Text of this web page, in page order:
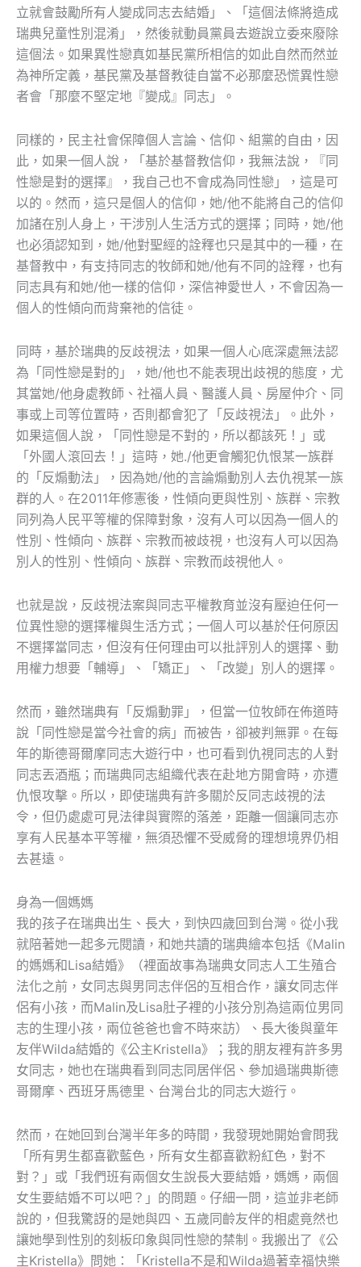
立就會鼓勵所有人變成同志去結婚」、「這個法條將造成
瑞典兒童性別混淆」，然後就動員黨員去遊說立委來廢除
這個法。如果異性戀真如基民黨所相信的如此自然而然並
為神所定義，基民黨及基督教徒自當不必那麼恐慌異性戀
者會「那麼不堅定地『變成』同志」。
同樣的，民主社會保障個人言論、信仰、組黨的自由，因
此，如果一個人說，「基於基督教信仰，我無法說，『同
性戀是對的選擇』，我自己也不會成為同性戀」，這是可
以的。然而，這只是個人的信仰，她/他不能將自己的信仰
加諸在別人身上，干涉別人生活方式的選擇；同時，她/他
也必須認知到，她/他對聖經的詮釋也只是其中的一種，在
基督教中，有支持同志的牧師和她/他有不同的詮釋，也有
同志具有和她/他一樣的信仰，深信神愛世人，不會因為一
個人的性傾向而背棄祂的信徒。
同時，基於瑞典的反歧視法，如果一個人心底深處無法認
為「同性戀是對的」，她/他也不能表現出歧視的態度，尤
其當她/他身處教師、社福人員、醫護人員、房屋仲介、同
事或上司等位置時，否則都會犯了「反歧視法」。此外，
如果這個人說，「同性戀是不對的，所以都該死！」或
「外國人滾回去！」這時，她./他更會觸犯仇恨某一族群
的「反煽動法」，因為她/他的言論煽動別人去仇視某一族
群的人。在2011年修憲後，性傾向更與性別、族群、宗教
同列為人民平等權的保障對象，沒有人可以因為一個人的
性別、性傾向、族群、宗教而被歧視，也沒有人可以因為
別人的性別、性傾向、族群、宗教而歧視他人。
也就是說，反歧視法案與同志平權教育並沒有壓迫任何一
位異性戀的選擇權與生活方式；一個人可以基於任何原因
不選擇當同志，但沒有任何理由可以批評別人的選擇、動
用權力想要「輔導」、「矯正」、「改變」別人的選擇。
然而，雖然瑞典有「反煽動罪」，但當一位牧師在佈道時
說「同性戀是當今社會的病」而被告，卻被判無罪。在每
年的斯德哥爾摩同志大遊行中，也可看到仇視同志的人對
同志丟酒瓶；而瑞典同志組織代表在赴地方開會時，亦遭
仇恨攻擊。所以，即使瑞典有許多關於反同志歧視的法
令，但仍處處可見法律與實際的落差，距離一個讓同志亦
享有人民基本平等權，無須恐懼不受威脅的理想境界仍相
去甚遠。
身為一個媽媽
我的孩子在瑞典出生、長大，到快四歲回到台灣。從小我
就陪著她一起多元閱讀，和她共讀的瑞典繪本包括《Malin
的媽媽和Lisa結婚》（裡面故事為瑞典女同志人工生殖合
法化之前，女同志與男同志伴侶的互相合作，讓女同志伴
侶有小孩，而Malin及Lisa肚子裡的小孩分別為這兩位男同
志的生理小孩，兩位爸爸也會不時來訪）、長大後與童年
友伴Wilda結婚的《公主Kristella》；我的朋友裡有許多男
女同志，她也在瑞典看到同志同居伴侶、參加過瑞典斯德
哥爾摩、西班牙馬德里、台灣台北的同志大遊行。
然而，在她回到台灣半年多的時間，我發現她開始會問我
「所有男生都喜歡藍色，所有女生都喜歡粉紅色，對不
對？」或「我們班有兩個女生說長大要結婚，媽媽，兩個
女生要結婚不可以吧？」的問題。仔細一問，這並非老師
說的，但我驚訝的是她與四、五歲同齡友伴的相處竟然也
讓她學到性別的刻板印象與同性戀的禁制。我搬出了《公
主Kristella》問她：「Kristella不是和Wilda過著幸福快樂